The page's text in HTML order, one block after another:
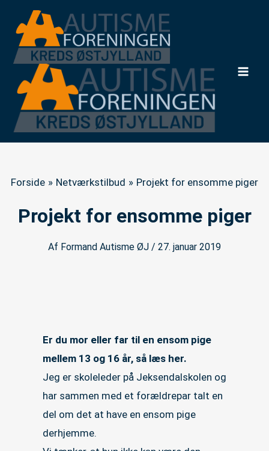
indholdet
Forside Netværkstilbud Projekt for ensomme piger
Projekt for ensomme piger
Af Formand Autisme ØJ / 27. januar 2019
Er du mor eller far til en ensom pige
mellem 13 og 16 år, så læs her.
Jeg er skoleleder på Jeksendalskolen og
har sammen med et forældrepar talt en
del om det at have en ensom pige
derhjemme.